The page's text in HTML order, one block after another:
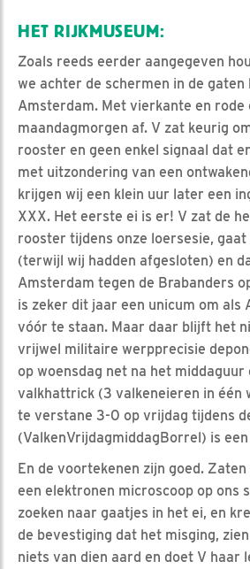
HET RIJKMUSEUM:
Zoals reeds eerder aangegeven
we achter de schermen in de gaten
Amsterdam. Met vierkante en rode
maandagmorgen af. V zat keurig
rooster en geen enkel signaal dat
met uitzondering van een
krijgen wij een klein uur later een
XXX. Het eerste ei is er! V zat de
rooster tijdens onze loersesie,
(terwijl wij hadden afgesloten) en
Amsterdam tegen de Brabanders
is zeker dit jaar een unicum om als
vóór te staan. Maar daar blijft het
vrijwel militaire werpprecisie
op woensdag net na het middaguur
valkhattrick (3 valkeneieren in één
te verstane 3-0 op vrijdag tijdens
(ValkenVrijdagmiddagBorrel) is
En de voortekenen zijn goed.
een elektronen microscoop op ons
zoeken naar gaatjes in het ei, en
de bevestiging dat het misging,
niets van dien aard en doet V haar